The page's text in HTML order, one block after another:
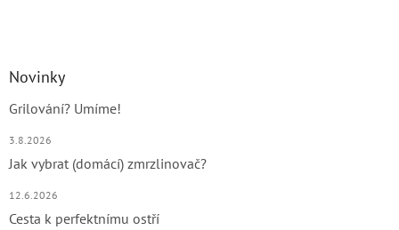
Novinky
Grilování? Umíme!
3.8.2026
Jak vybrat (domácí) zmrzlinovač?
12.6.2026
Cesta k perfektnímu ostří